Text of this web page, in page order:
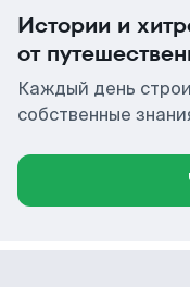
Истории и
от
Каждый день
собственные